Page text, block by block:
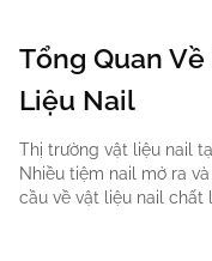
Tổng Quan
Liệu Nail
Thị trường vật liệu nail
Nhiều tiệm nail mở ra
cầu về vật liệu nail chất